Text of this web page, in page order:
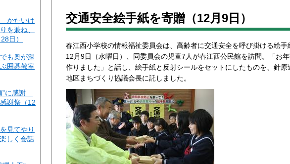
かたいけ
を兼ね、
日）
も奥が深
囲碁教室
”に感謝
謝祭（12
見てやり
しく会話
交通安全絵手紙を寄贈（12月9日）
春江西小学校の情報福祉委員会は、高齢者に交通安全を呼び掛ける絵
12月9日（水曜日）、同委員会の児童7人が春江西公民館を訪問。「お
作りました」と話し、絵手紙と反射シールをセットにしたものを、針
地区まちづくり協議会長に託しました。